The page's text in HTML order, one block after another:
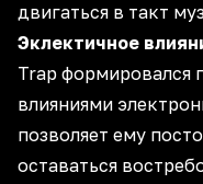
двигаться в такт
Эклектичное
Trap формировался
влияниями
позволяет ему
оставаться